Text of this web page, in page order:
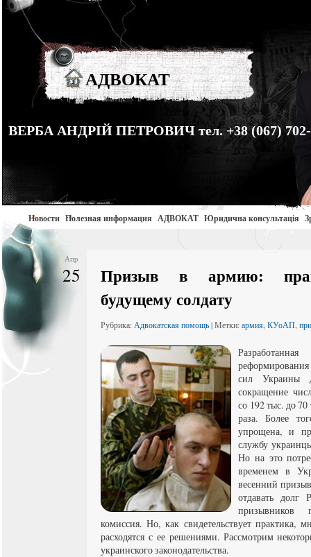
АДВОКАТ
ВЕРБА АНДРІЙ ПЕТРОВИЧ тел. +38 (067) 702-
Новости Полезная информация АДВОКАТ Юридична консультація
Апр
25
Призыв в армию:
будущему солдату
Рубрика: Адвокатская помощь| Метки: армия КУоАП
сил Украины
сокращение
со 192 тыс. до 70
раза. Более
упрощена, и
службу
Но на это
временем в
весенний
отдавать долг
призывников
комиссия. Но, как свидетельствует практика,
расходятся с ее решениями. Рассмотрим
украинского законодательства.